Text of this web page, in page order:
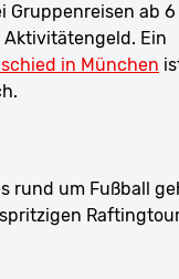
Gruppenreisen ab 6
Ein
in München
rund um Fußball